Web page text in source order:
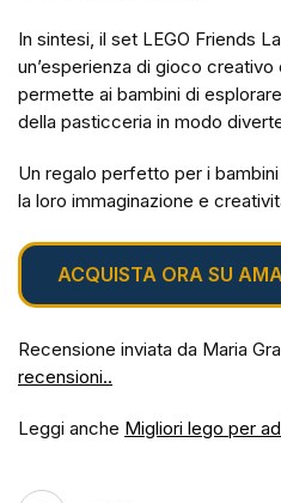
In sintesi, il set LEGO Friends
un’esperienza di gioco
permette ai bambini di
della pasticceria in modo
Un regalo perfetto per i
la loro immaginazione e
ACQUISTA ORA SU
Recensione inviata da Maria
recensioni..
Leggi anche Migliori lego per